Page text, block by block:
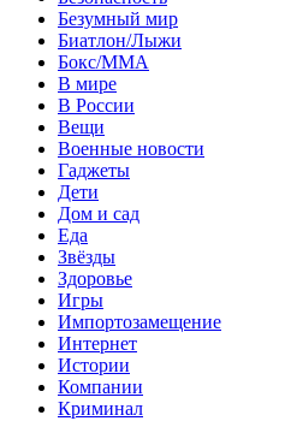
Безумный мир
Биатлон/Лыжи
Бокс/MMA
В мире
В России
Вещи
Военные новости
Гаджеты
Дети
Дом и сад
Еда
Звёзды
Здоровье
Игры
Импортозамещение
Интернет
Истории
Компании
Криминал